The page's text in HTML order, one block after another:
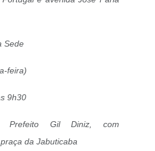
Sede
feira)
9h30
Prefeito Gil Diniz, com
da Jabuticaba